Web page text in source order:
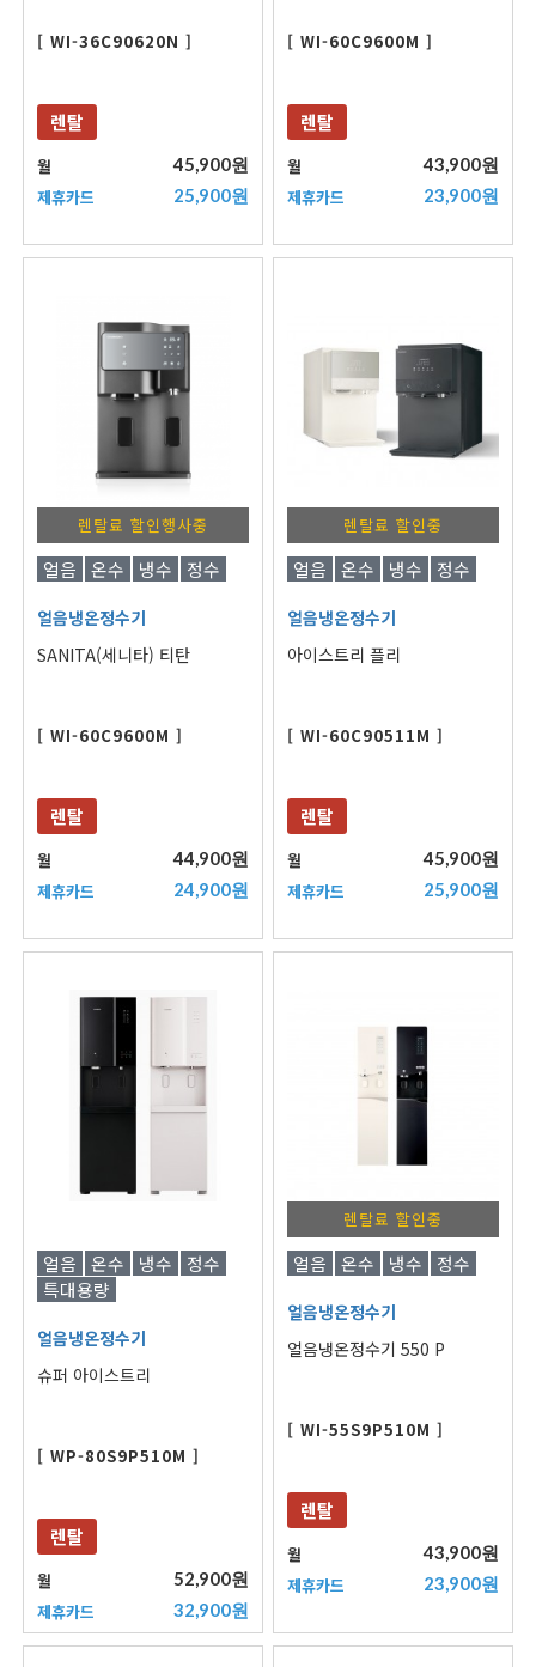
[ WI-36C90620N ]
렌탈
월 45,900원
제휴카드 25,900원
[ WI-60C9600M ]
렌탈
월 43,900원
제휴카드 23,900원
렌탈료 할인행사중
얼음 온수 냉수 정수
얼음냉온정수기
SANITA(세니타) 티탄
[ WI-60C9600M ]
렌탈
월 44,900원
제휴카드 24,900원
렌탈료 할인중
얼음 온수 냉수 정수
얼음냉온정수기
아이스트리 플리
[ WI-60C90511M ]
렌탈
월 45,900원
제휴카드 25,900원
얼음 온수 냉수
정수
특대용량
얼음냉온정수기
슈퍼 아이스트리
[ WP-80S9P510M ]
렌탈
월 52,900원
제휴카드 32,900원
렌탈료 할인중
얼음 온수 냉수 정수
얼음냉온정수기
얼음냉온정수기 550 P
[ WI-55S9P510M ]
렌탈
월 43,900원
제휴카드 23,900원